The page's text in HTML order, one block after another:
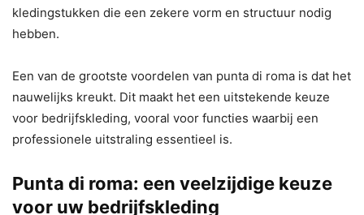
kledingstukken die een zekere vorm en structuur nodig
hebben.
Een van de grootste voordelen van punta di roma is dat het
nauwelijks kreukt. Dit maakt het een uitstekende keuze
voor bedrijfskleding, vooral voor functies waarbij een
professionele uitstraling essentieel is.
Punta di roma: een veelzijdige keuze
voor uw bedrijfskleding